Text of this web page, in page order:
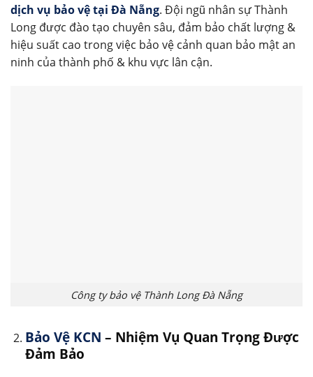
dịch vụ bảo vệ tại Đà Nẵng. Đội ngũ nhân sự Thành
Long được đào tạo chuyên sâu, đảm bảo chất lượng &
hiệu suất cao trong việc bảo vệ cảnh quan bảo mật an
ninh của thành phố & khu vực lân cận.
Công ty bảo vệ Thành Long Đà Nẵng
Bảo Vệ KCN – Nhiệm Vụ Quan Trọng Được
Đảm Bảo